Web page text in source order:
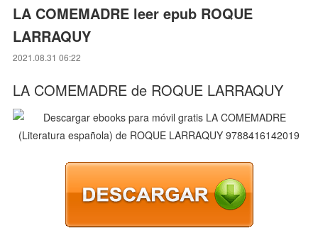
LA COMEMADRE leer epub ROQUE
LARRAQUY
2021.08.31 06:22
LA COMEMADRE de ROQUE LARRAQUY